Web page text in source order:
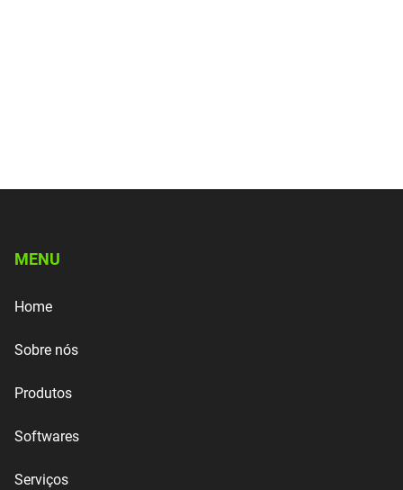
MENU
Home
Sobre nós
Produtos
Softwares
Serviços